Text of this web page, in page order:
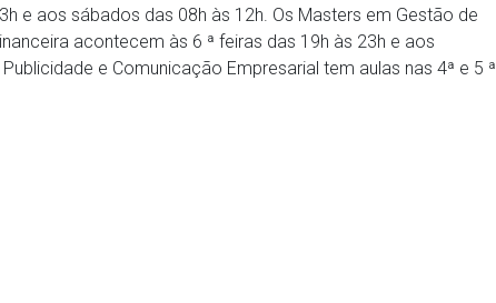
e aos sábados das 08h às 12h. Os Masters em Gestão de
acontecem às 6 ª feiras das 19h às 23h e aos
e Comunicação Empresarial tem aulas nas 4ª e 5 ª